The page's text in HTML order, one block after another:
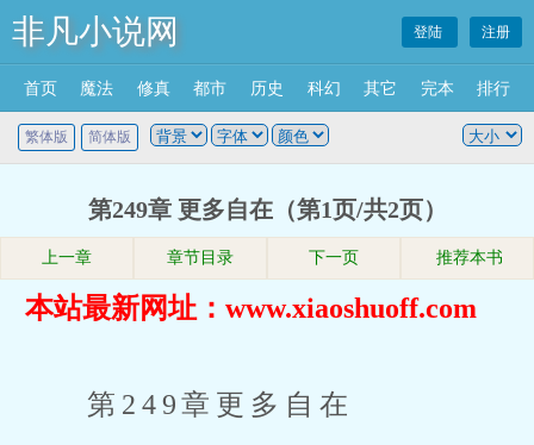
非凡小说网 登陆 注册
首页 魔法 修真 都市 历史 科幻 其它 完本 排行
繁体版 简体版
第249章 更多自在（第1页/共2页）
上一章 章节目录 下一页 推荐本书
本站最新网址：www.xiaoshuoff.com
第249章更多自在